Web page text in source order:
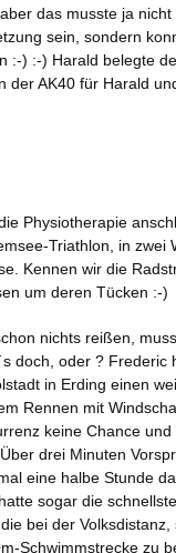
das musste ja nicht
sein, sondern
:-) :-) Harald belegte
der AK40 für Harald
Physiotherapie
Triathlon, in zwei
Kennen wir die
um deren Tücken :-)
nichts reißen,
doch, oder ? Frederic
in Erding einen
Rennen mit
keine Chance
drei Minuten
eine halbe Stunde
sogar die
bei der
Schwimmstrecke zu